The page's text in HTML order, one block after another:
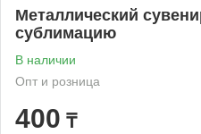
Металлический
сублимацию
В наличии
Опт и розница
400 ₸